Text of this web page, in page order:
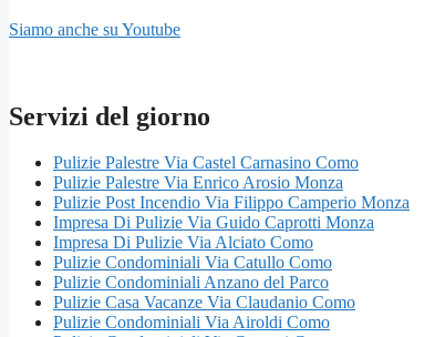
Siamo anche su Youtube
Servizi del giorno
Pulizie Palestre Via Castel Carnasino Como
Pulizie Palestre Via Enrico Arosio Monza
Pulizie Post Incendio Via Filippo Camperio Monza
Impresa Di Pulizie Via Guido Caprotti Monza
Impresa Di Pulizie Via Alciato Como
Pulizie Condominiali Via Catullo Como
Pulizie Condominiali Anzano del Parco
Pulizie Casa Vacanze Via Claudanio Como
Pulizie Condominiali Via Airoldi Como